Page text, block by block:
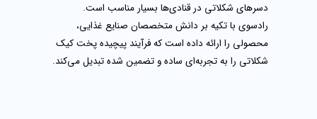
دسر‌های شکلاتی در قنادی‌ها بسیار مناسب است.
رادسوی با تکیه بر دانش متخصصان صنایع غذایی،
محصولی را ارائه داده است که فرآیند پیچیده پخت کیک
شکلاتی را به تجربه‌ای ساده و تضمین شده تبدیل می‌کند.